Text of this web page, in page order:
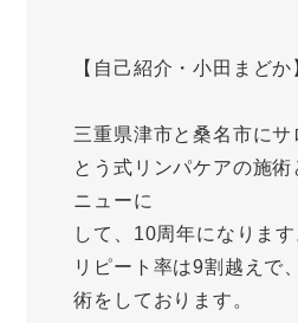
【自己紹介・小田まどか
三重県津市と桑名市にサ
とう式リンパケアの施術
ニューに
して、10周年になります
リピート率は9割越えで
術をしております。